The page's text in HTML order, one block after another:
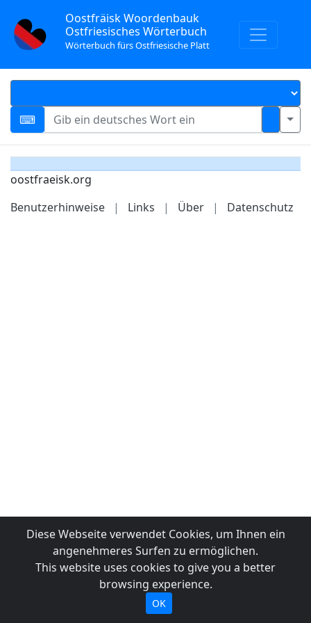
Oostfräisk Woordenbauk
Ostfriesisches Wörterbuch
Wörterbuch fürs Ostfriesische Platt
oostfraeisk.org
Benutzerhinweise
| Links | Über | Datenschutz
Diese Webseite verwendet Cookies, um Ihnen ein
angenehmeres Surfen zu ermöglichen.
This website uses cookies to give you a better
browsing experience.
OK